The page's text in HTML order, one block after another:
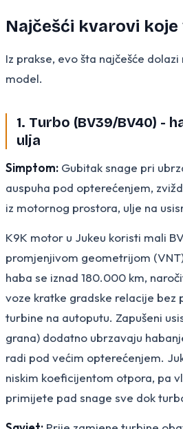
Najčešći kvarovi koje
Iz prakse, evo šta najčešće
model.
1. Turbo (BV39/BV40) -
ulja
Simptom: Gubitak snage pri
auspuha pod opterećenjem,
iz motornog prostora, ulje na
K9K motor u Jukeu koristi mali
promjenjivom geometrijom
haba se iznad 180.000 km,
voze kratke gradske relacije bez
turbine na autoputu. Zapušeni
grana) dodatno ubrzavaju
radi pod većim opterećenjem.
niskim koeficijentom otpora, pa
primijete pad snage sve dok